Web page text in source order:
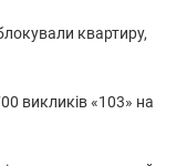
квартиру,
викликів «103» на